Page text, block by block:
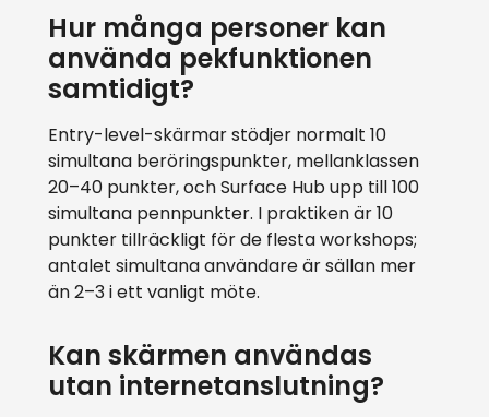
Hur många personer kan
använda pekfunktionen
samtidigt?
Entry-level-skärmar stödjer normalt 10
simultana beröringspunkter, mellanklassen
20–40 punkter, och Surface Hub upp till 100
simultana pennpunkter. I praktiken är 10
punkter tillräckligt för de flesta workshops;
antalet simultana användare är sällan mer
än 2–3 i ett vanligt möte.
Kan skärmen användas
utan internetanslutning?